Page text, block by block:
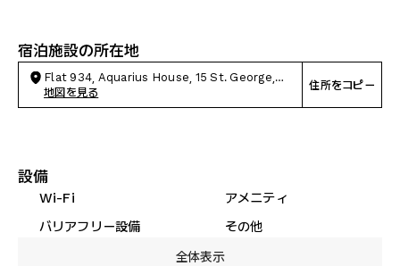
宿泊施設の所在地
Flat 934, Aquarius House, 15 St. George,
London
地図を見る
住所をコピー
設備
Wi-Fi
アメニティ
バリアフリー設備
その他
全体表示